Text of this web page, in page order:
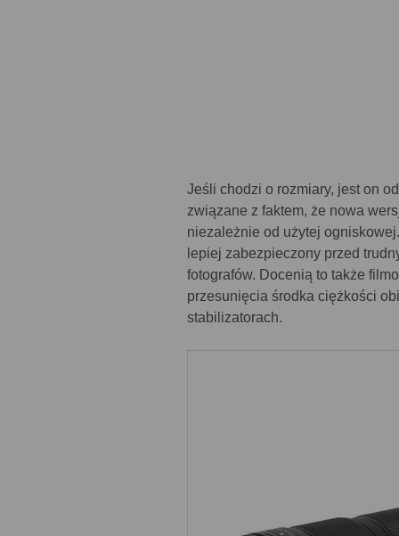
Jeśli chodzi o rozmiary, jest on
związane z faktem, że nowa
niezależnie od użytej
lepiej zabezpieczony przed
fotografów. Docenią to także
przesunięcia środka ciężkości
stabilizatorach.